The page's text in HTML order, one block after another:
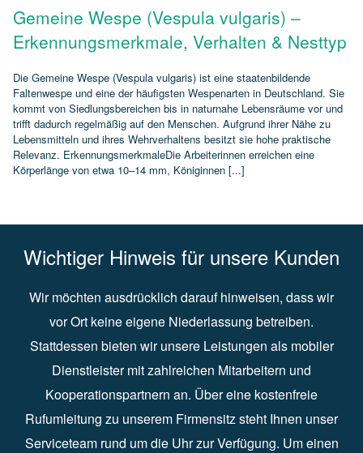
Gemeine Wespe (Vespula vulgaris) –
Erkennungsmerkmale, Verhalten & Nesttyp
Die Gemeine Wespe (Vespula vulgaris) ist eine staatenbildende
Faltenwespe und eine der häufigsten Wespenarten in Deutschland. Sie
kommt von Siedlungsbereichen bis in naturnahe Lebensräume vor und
trifft dadurch regelmäßig auf den Menschen. Aufgrund ihrer Nähe zu
Lebensmitteln und ihres Wehrverhaltens besitzt sie hohe praktische
Relevanz. ErkennungsmerkmaleDie Arbeiterinnen erreichen eine
Körperlänge von etwa 10–14 mm, Königinnen [...]
Wichtiger Hinweis für unsere Kunden
Wir möchten ausdrücklich darauf hinweisen, dass wir
vor Ort keine eigene Niederlassung betreiben.
Stattdessen bieten wir unsere Leistungen als mobiler
Dienstleister mit zahlreichen Mitarbeitern und
Kooperationspartnern an. Über eine kostenfreie
Rufumleitung zu unserem Firmensitz steht Ihnen unser
Serviceteam rund um die Uhr zur Verfügung. Um einen